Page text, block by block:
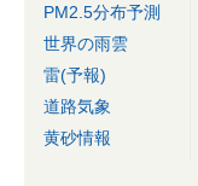
PM2.5分布予測
世界の雨雲
雷(予報)
道路気象
黄砂情報